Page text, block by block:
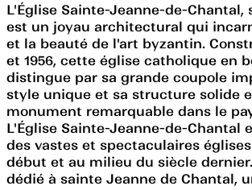
L'Église Sainte-Jeanne-de-Chantal,
est un joyau architectural qui
et la beauté de l'art byzantin.
et 1956, cette église catholique en
distingue par sa grande coupole
style unique et sa structure solide
monument remarquable dans le
L'Église Sainte-Jeanne-de-Chantal
des vastes et spectaculaires
début et au milieu du siècle
dédié à sainte Jeanne de Chantal,